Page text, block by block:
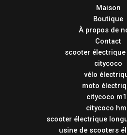
Maison
Boutique
À propos de
Contact
scooter électrique
citycoco
vélo
moto
citycoco
citycoco
scooter électrique
usine de scooters